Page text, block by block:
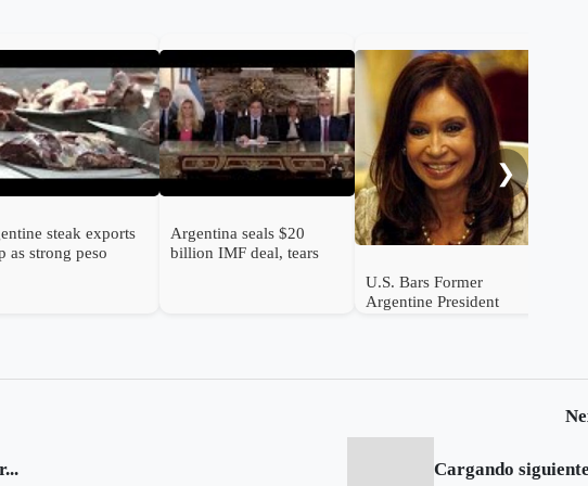
steak exports
as strong peso
Argentina seals $20
billion IMF deal, tears
U.S. Bars Former
Argentine President
Corruption
❯
Cargando